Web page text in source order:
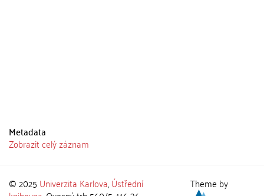
Metadata
Zobrazit celý záznam
© 2025 Univerzita Karlova,Ústřední Theme by